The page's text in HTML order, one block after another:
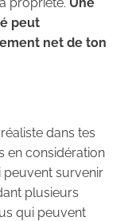
propriété. Une
peut
net de ton
réaliste dans tes
en considération
peuvent survenir
plusieurs
qui peuvent